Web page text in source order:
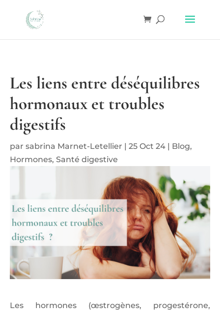
Les liens entre déséquilibres
hormonaux et troubles
digestifs
par sabrina Marnet-Letellier | 25 Oct 24 | Blog,
Hormones, Santé digestive
Les hormones (œstrogènes, progestérone,